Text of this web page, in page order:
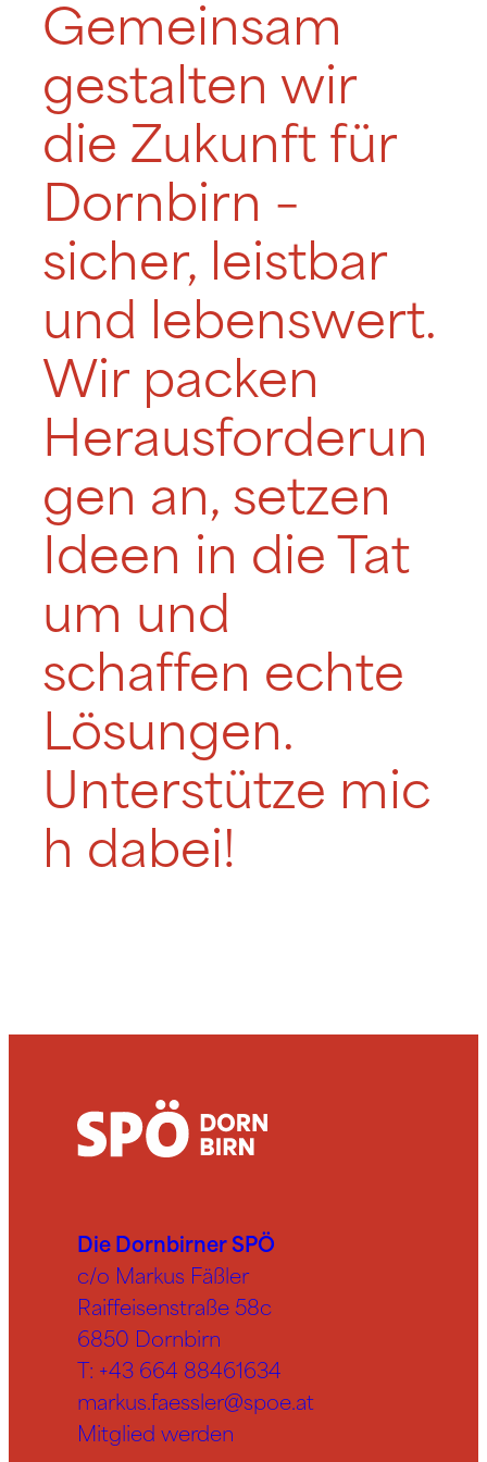
Gemeinsam
gestalten wir
die Zukunft für
Dornbirn –
sicher, leistbar
und lebenswert.
Wir packen
Herausforderun
gen an, setzen
Ideen in die Tat
um und
schaffen echte
Lösungen.
Unterstütze mic
h dabei!
Die Dornbirner SPÖ
c/o Markus Fäßler
Raiffeisenstraße 58c
6850 Dornbirn
T: +43 664 88461634
markus.faessler@spoe.at
Mitglied werden